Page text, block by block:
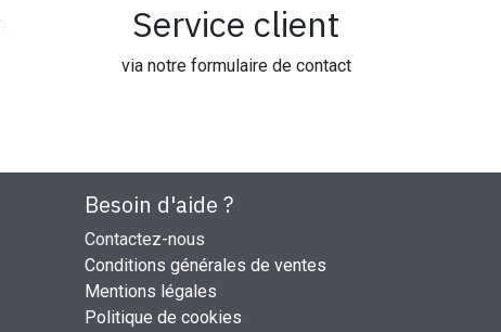
Service client
via notre formulaire de contact
Besoin d'aide ?
Contactez-nous
Conditions générales de ventes
Mentions légales
Politique de cookies